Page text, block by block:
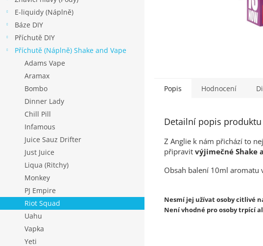
E-liquidy (Náplně)
Báze DIY
Příchutě DIY
Příchutě (Náplně) Shake and Vape
Adams Vape
Aramax
Bombo
Dinner Lady
Chill Pill
Infamous
Juice Sauz Drifter
Just Juice
Liqua (Ritchy)
Monkey
PJ Empire
Riot Squad
Uahu
Vapka
Yeti
Popis Hodnocení
Detailní popis produktu
Z Anglie k nám přichází to
připravit výjimečné Shake
Obsah balení 10ml aromatu
Nesmí jej užívat osoby citlivé
Není vhodné pro osoby trpící